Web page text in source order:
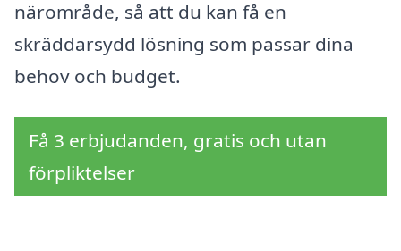
närområde, så att du kan få en
skräddarsydd lösning som passar dina
behov och budget.
Få 3 erbjudanden, gratis och utan
förpliktelser